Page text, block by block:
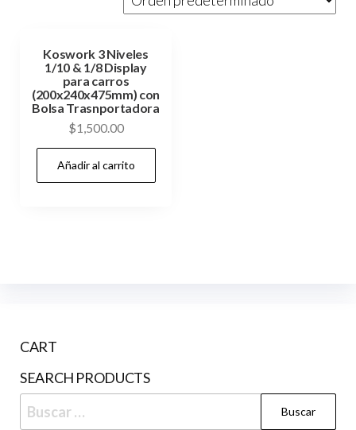
Koswork 3 Niveles
1/10 & 1/8 Display
para carros
(200x240x475mm) con
Bolsa Trasnportadora
$1,500.00
Añadir al carrito
CART
SEARCH PRODUCTS
Buscar: